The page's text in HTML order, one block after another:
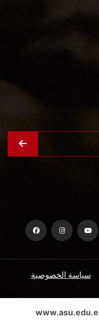
سياسة الخصوصية
الأسئلة الشائعة